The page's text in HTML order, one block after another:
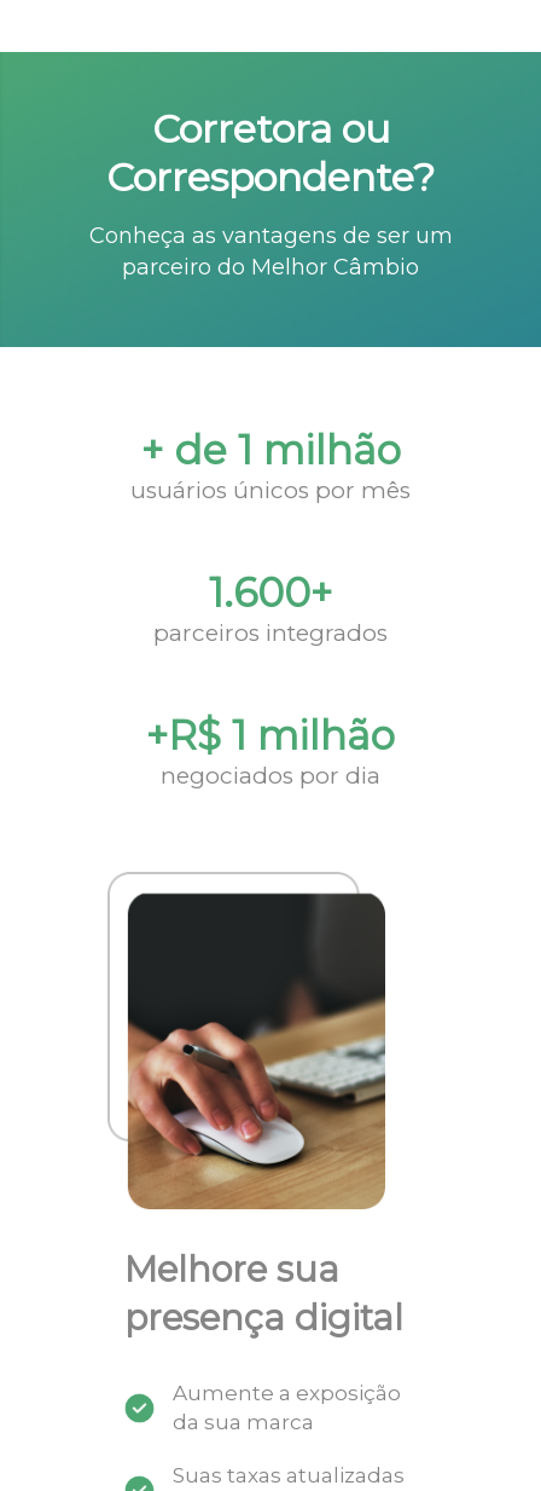
Corretora ou
Correspondente?
Conheça as vantagens de ser um
parceiro do Melhor Câmbio
+ de 1 milhão
usuários únicos por mês
1.600+
parceiros integrados
+R$ 1 milhão
negociados por dia
Melhore sua
presença digital
Aumente a exposição
da sua marca
Suas taxas atualizadas